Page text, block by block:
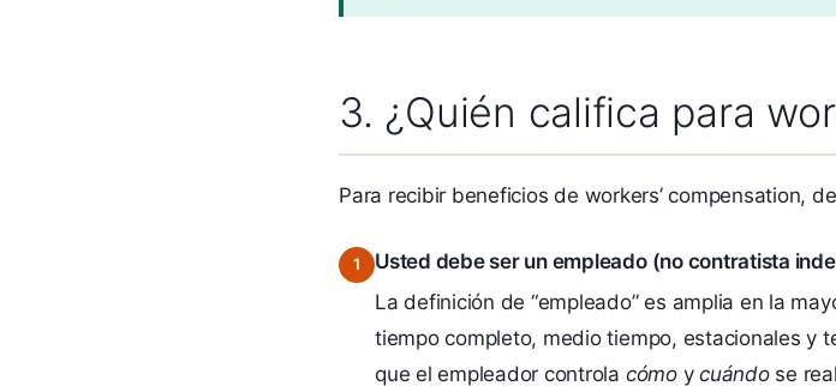
3. ¿Quién califica para
Para recibir beneficios de workers’ compensation,
Usted debe ser un empleado (no contratista
La definición de “empleado” es amplia en la
tiempo completo, medio tiempo, estacionales y
que el empleador controla cómoycuándose